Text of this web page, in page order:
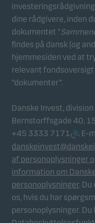
dine rådgivere, inden
dokumentet ”
findes på dansk (og
hjemmesiden ved at
relevant
”dokumenter”.
Danske Invest,
Bernstorffsgade 40,
+45 3333 7171
. E-
af personoplysninger
information om
personoplysninger.
os, hvis du har
personoplysninger.